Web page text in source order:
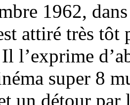
1962,
attiré très tôt
l’exprime
super 8
un détour par